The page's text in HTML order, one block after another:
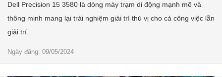
Dell Precision 15 3580 là dòng máy trạm di động mạnh mẽ và
thông minh mang lại trải nghiệm giải trí thú vị cho cả công việc lẫn
giải trí.
Ngày đăng: 09/05/2024